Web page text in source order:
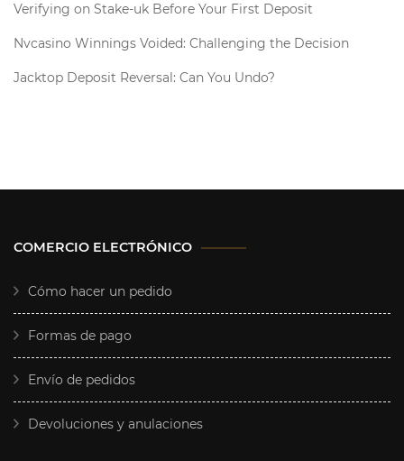
Verifying on Stake-uk Before Your First Deposit
Nvcasino Winnings Voided: Challenging the Decision
Jacktop Deposit Reversal: Can You Undo?
COMERCIO ELECTRÓNICO
Cómo hacer un pedido
Formas de pago
Envío de pedidos
Devoluciones y anulaciones